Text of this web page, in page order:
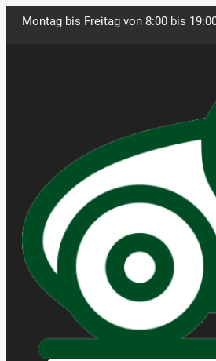
Montag bis Freitag von 8:00 bis